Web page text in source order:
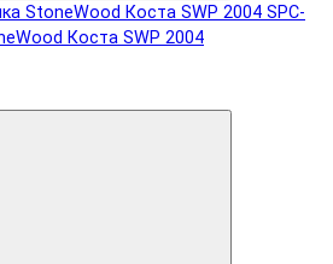
SPC-
Коста SWP 2004